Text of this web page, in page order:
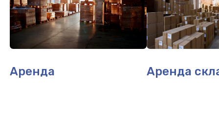
Аренда Аренда